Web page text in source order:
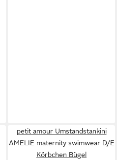
petit amour Umstandstankini
AMELIE maternity swimwear D/E
Körbchen Bügel